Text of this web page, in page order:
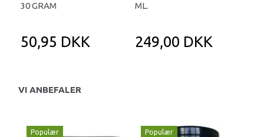
30 GRAM
50,95 DKK
ML.
249,00 DKK
VI ANBEFALER
Populær Populær